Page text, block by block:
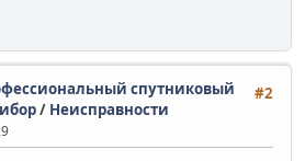
#2
спутниковый
/ Неисправности